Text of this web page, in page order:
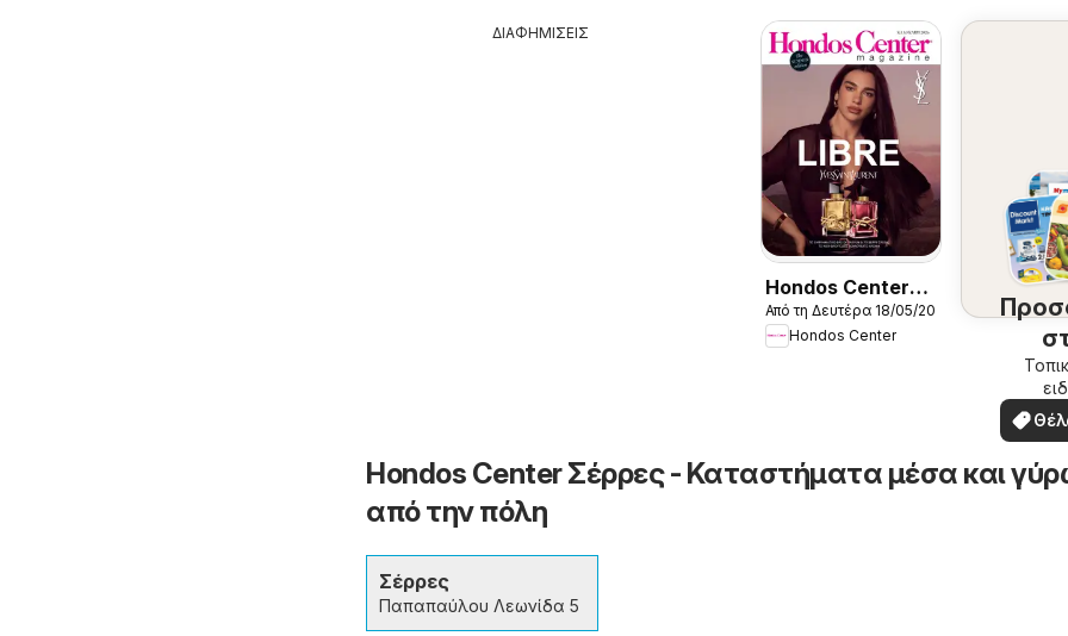
ΔΙΑΦΗΜΙΣΕΙΣ
Hondos Center
Kατάλογος
Summer 2026
Από τη Δευτέρα 18/05/2026
Hondos Center
δω
Hondos Center Σέρρες - Καταστήματα μέσα και
από την πόλη
Σέρρες
Παπαπαύλου Λεωνίδα 5